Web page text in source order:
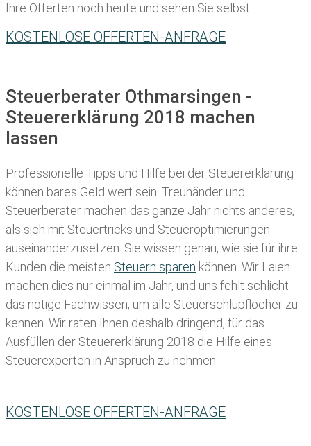
Ihre Offerten noch heute und sehen Sie selbst:
KOSTENLOSE OFFERTEN-ANFRAGE
Steuerberater Othmarsingen -
Steuererklärung 2018 machen
lassen
Professionelle Tipps und Hilfe bei der Steuererklärung
können bares Geld wert sein. Treuhänder und
Steuerberater machen das ganze Jahr nichts anderes,
als sich mit Steuertricks und Steueroptimierungen
auseinanderzusetzen. Sie wissen genau, wie sie für ihre
Kunden die meisten Steuern sparen können. Wir Laien
machen dies nur einmal im Jahr, und uns fehlt schlicht
das nötige Fachwissen, um alle Steuerschlupflöcher zu
kennen. Wir raten Ihnen deshalb dringend, für das
Ausfüllen der Steuererklärung 2018 die Hilfe eines
Steuerexperten in Anspruch zu nehmen.
KOSTENLOSE OFFERTEN-ANFRAGE